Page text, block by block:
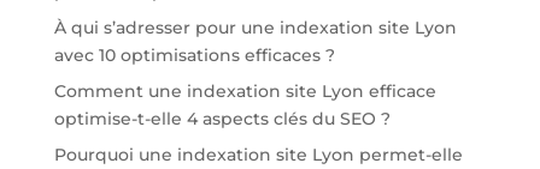
À qui s’adresser pour une indexation site Lyon
avec 10 optimisations efficaces ?
Comment une indexation site Lyon efficace
optimise-t-elle 4 aspects clés du SEO ?
Pourquoi une indexation site Lyon permet-elle